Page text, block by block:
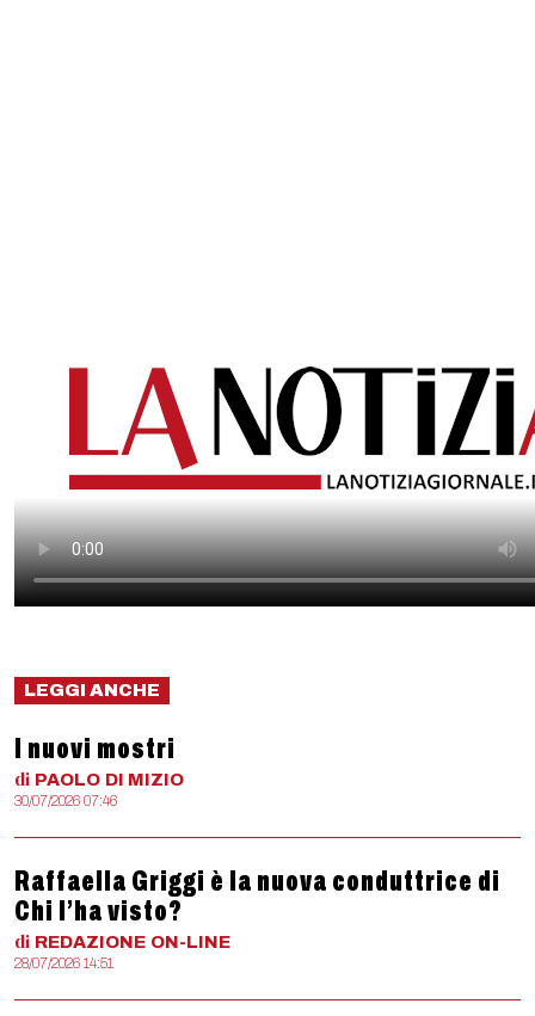
LEGGI ANCHE
I nuovi mostri
di PAOLO DI MIZIO
30/07/2026 07:46
Raffaella Griggi è la nuova conduttrice di
Chi l’ha visto?
di REDAZIONE ON-LINE
28/07/2026 14:51